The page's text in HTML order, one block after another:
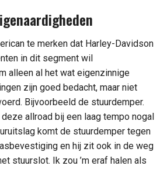
te merken dat Harley-Davidson
in dit segment wil
alleen al het wat eigenzinnige
zijn goed bedacht, maar niet
Bijvoorbeeld de stuurdemper.
allroad bij een laag tempo nogal
komt de stuurdemper tegen
en hij zit ook in de weg
stuurslot. Ik zou ’m eraf halen als